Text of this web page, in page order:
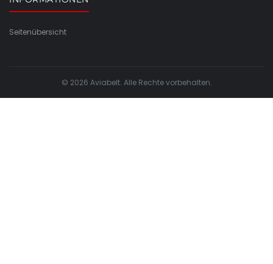
Seitenübersicht
© 2026 Aviabelt. Alle Rechte vorbehalten.